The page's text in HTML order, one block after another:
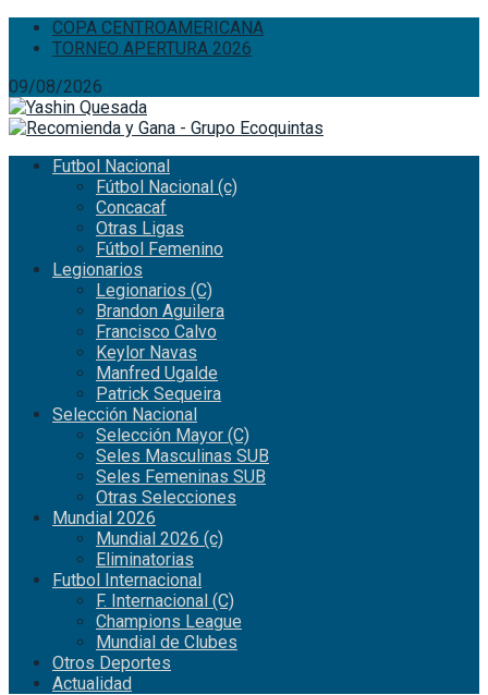
COPA CENTROAMERICANA
TORNEO APERTURA 2026
09/08/2026
Futbol Nacional
Fútbol Nacional (c)
Concacaf
Otras Ligas
Fútbol Femenino
Legionarios
Legionarios (C)
Brandon Aguilera
Francisco Calvo
Keylor Navas
Manfred Ugalde
Patrick Sequeira
Selección Nacional
Selección Mayor (C)
Seles Masculinas SUB
Seles Femeninas SUB
Otras Selecciones
Mundial 2026
Mundial 2026 (c)
Eliminatorias
Futbol Internacional
F. Internacional (C)
Champions League
Mundial de Clubes
Otros Deportes
Actualidad